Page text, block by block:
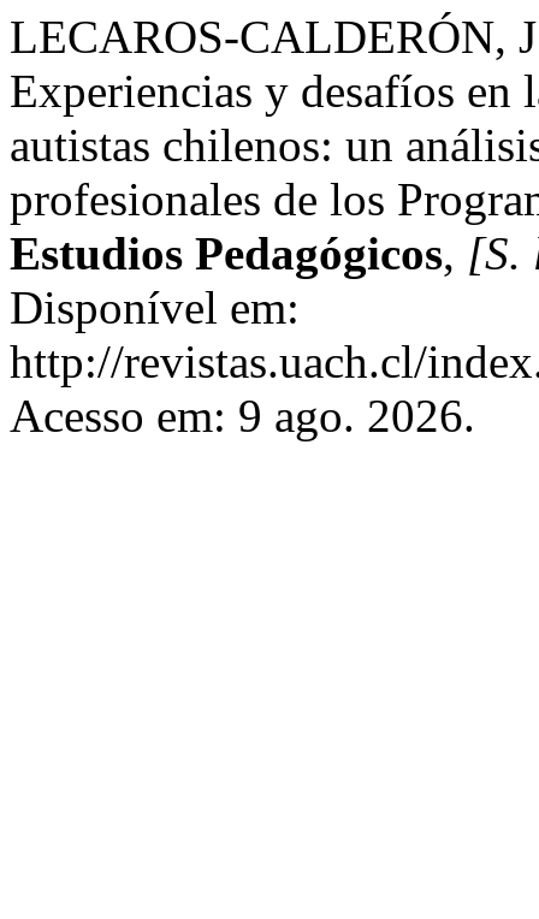
LECAROS-CALDERÓN,
Experiencias y desafíos en
autistas chilenos: un
profesionales de los
Estudios Pedagógicos, [S.
Disponível em:
http://revistas.uach.cl/
Acesso em: 9 ago. 2026.